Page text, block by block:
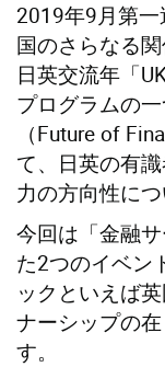
2019年9月第
国のさらなる
日英交流年「
プログラムの
（Future of
て、日英の有
力の方向性につ
今回は「金融
た2つのイベン
ックといえば
ナーシップの
す。